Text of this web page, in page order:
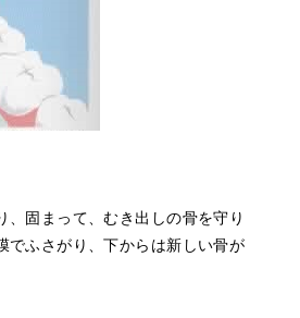
、固まって、むき出しの骨を守り
でふさがり、下からは新しい骨が